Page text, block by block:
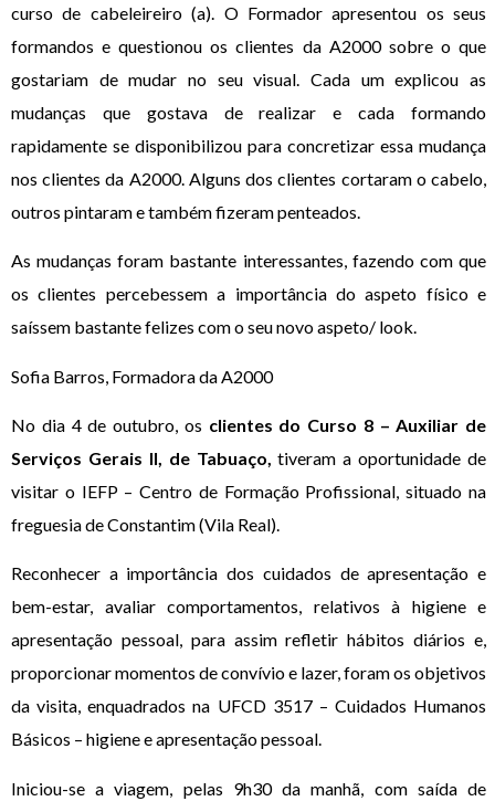
curso de cabeleireiro (a). O Formador apresentou os seus
formandos e questionou os clientes da A2000 sobre o que
gostariam de mudar no seu visual. Cada um explicou as
mudanças que gostava de realizar e cada formando
rapidamente se disponibilizou para concretizar essa mudança
nos clientes da A2000. Alguns dos clientes cortaram o cabelo,
outros pintaram e também fizeram penteados.
As mudanças foram bastante interessantes, fazendo com que
os clientes percebessem a importância do aspeto físico e
saíssem bastante felizes com o seu novo aspeto/ look.
Sofia Barros, Formadora da A2000
No dia 4 de outubro, os clientes do Curso 8 – Auxiliar de
Serviços Gerais II, de Tabuaço, tiveram a oportunidade de
visitar o IEFP – Centro de Formação Profissional, situado na
freguesia de Constantim (Vila Real).
Reconhecer a importância dos cuidados de apresentação e
bem-estar, avaliar comportamentos, relativos à higiene e
apresentação pessoal, para assim refletir hábitos diários e,
proporcionar momentos de convívio e lazer, foram os objetivos
da visita, enquadrados na UFCD 3517 – Cuidados Humanos
Básicos – higiene e apresentação pessoal.
Iniciou-se a viagem, pelas 9h30 da manhã, com saída de